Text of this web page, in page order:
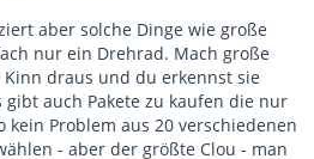
aber solche Dinge wie große
nur ein Drehrad. Mach große
Kinn draus und du erkennst sie
auch Pakete zu kaufen die nur
Problem aus 20 verschiedenen
- aber der größte Clou - man